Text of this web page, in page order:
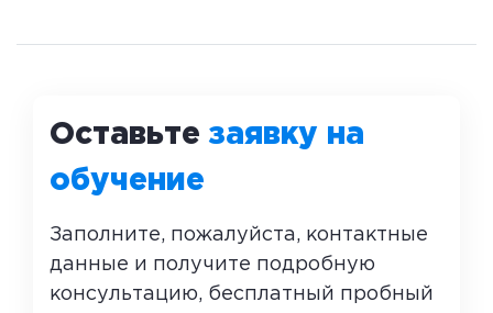
Оставьтезаявку на
обучение
Заполните, пожалуйста, контактные
данные и получите подробную
консультацию, бесплатный пробный